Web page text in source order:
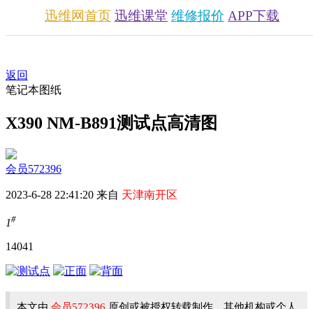
迅维网首页 迅维课堂 维修报价 APP下载
返回
笔记本图纸
X390 NM-B891测试点高清图
会员572396
2023-6-28 22:41:20 来自 天津南开区
1#
14041